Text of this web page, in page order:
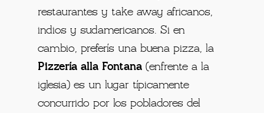
restaurantes y take away africanos,
indios y sudamericanos. Si en
cambio, preferís una buena pizza, la
Pizzería alla Fontana (enfrente a la
iglesia) es un lugar típicamente
concurrido por los pobladores del